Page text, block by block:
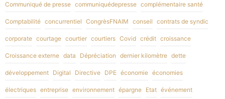
Communiqué de presse communiquédepresse complémentaire santé
Comptabilité concurrentiel CongrèsFNAIM conseil contrats de syndic
corporate courtage courtier courtiers Covid crédit croissance
Croissance externe data Dépréciation dernier kilomètre dette
développement Digital Directive DPE économie économies
électriques entreprise environnement épargne Etat événement